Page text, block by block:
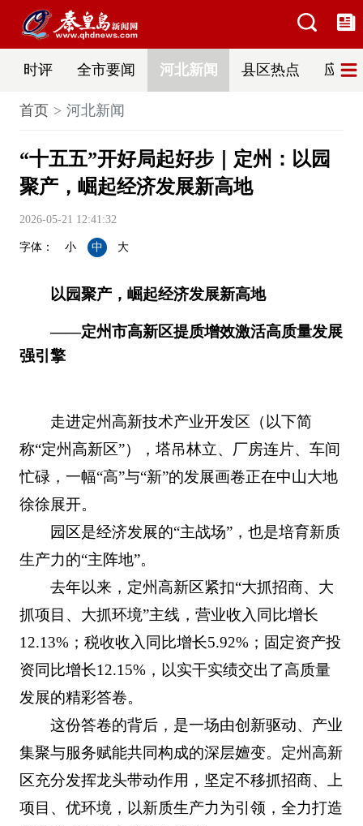
时评 全市要闻 河北新闻 县区热点 应急
首页 河北新闻
“十五五”开好局起好步｜定州：以园
聚产，崛起经济发展新高地
2026-05-21 12:41:32
字体： 小 中 大
以园聚产，崛起经济发展新高地
——定州市高新区提质增效激活高质量发展
强引擎
走进定州高新技术产业开发区（以下简
称“定州高新区”），塔吊林立、厂房连片、车间
忙碌，一幅“高”与“新”的发展画卷正在中山大地
徐徐展开。
园区是经济发展的“主战场”，也是培育新质
生产力的“主阵地”。
去年以来，定州高新区紧扣“大抓招商、大
抓项目、大抓环境”主线，营业收入同比增长
12.13%；税收收入同比增长5.92%；固定资产投
资同比增长12.15%，以实干实绩交出了高质量
发展的精彩答卷。
这份答卷的背后，是一场由创新驱动、产业
集聚与服务赋能共同构成的深层嬗变。定州高新
区充分发挥龙头带动作用，坚定不移抓招商、上
项目、优环境，以新质生产力为引领，全力打造